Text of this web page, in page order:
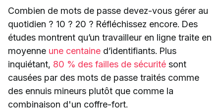
Combien de mots de passe devez-vous gérer au
quotidien ? 10 ? 20 ? Réfléchissez encore. Des
études montrent qu’un travailleur en ligne traite en
moyenne une centaine d’identifiants. Plus
inquiétant, 80 % des failles de sécurité sont
causées par des mots de passe traités comme
des ennuis mineurs plutôt que comme la
combinaison d'un coffre-fort.